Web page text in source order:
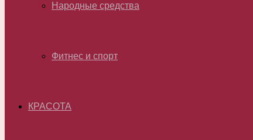
Народные средства
Фитнес и спорт
КРАСОТА